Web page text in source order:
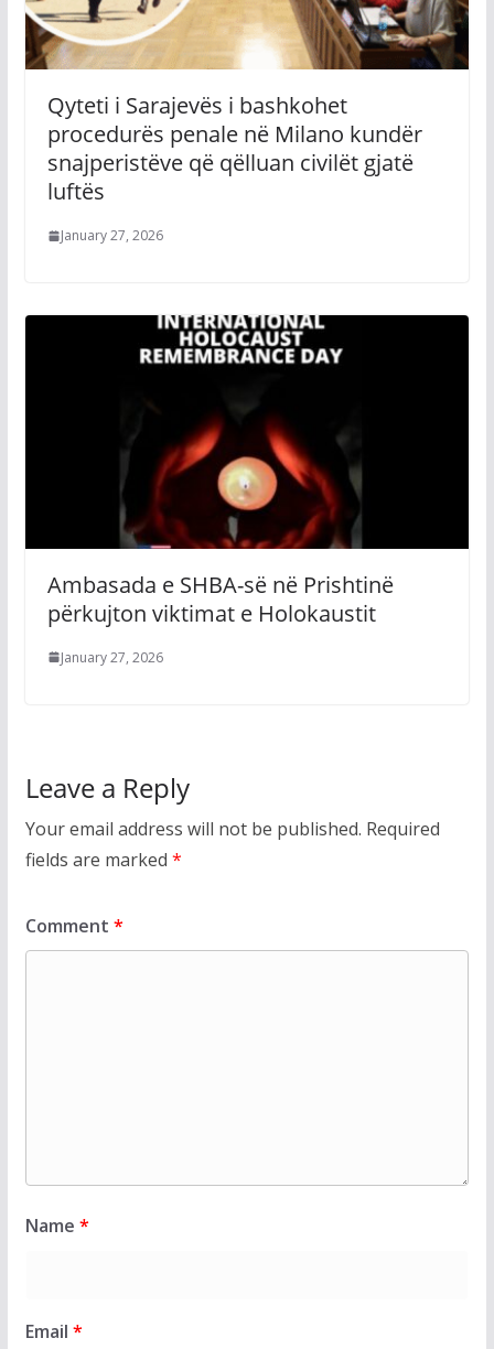
Qyteti i Sarajevës i bashkohet
procedurës penale në Milano kundër
snajperistëve që qëlluan civilët gjatë
luftës
January 27, 2026
Ambasada e SHBA-së në Prishtinë
përkujton viktimat e Holokaustit
January 27, 2026
Leave a Reply
Your email address will not be published. Required
fields are marked *
Comment *
Name *
Email *